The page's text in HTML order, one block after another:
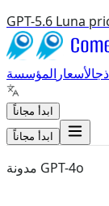
GPT-5.6 Luna
الأسعار المؤسسة
ابدأ مجاناً
ابدأ مجاناً
مدونة GPT-4o